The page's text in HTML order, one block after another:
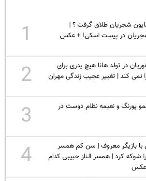
شجریان طلاق گرفت ؟ |
در پیست اسکی! + عکس
1
در تولد هانا هیچ پدری برای
نمی کند | تغییر عجیب زندگی مهران
2
عمو پورنگ و نعیمه نظام دوست در
3
با بازیگر معروف | سن کم همسر
شوکه کرد | همسر الناز حبیبی کدام
4